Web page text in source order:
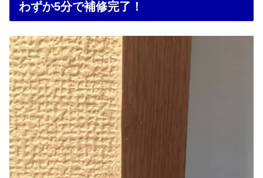
わずか5分で補修完了！